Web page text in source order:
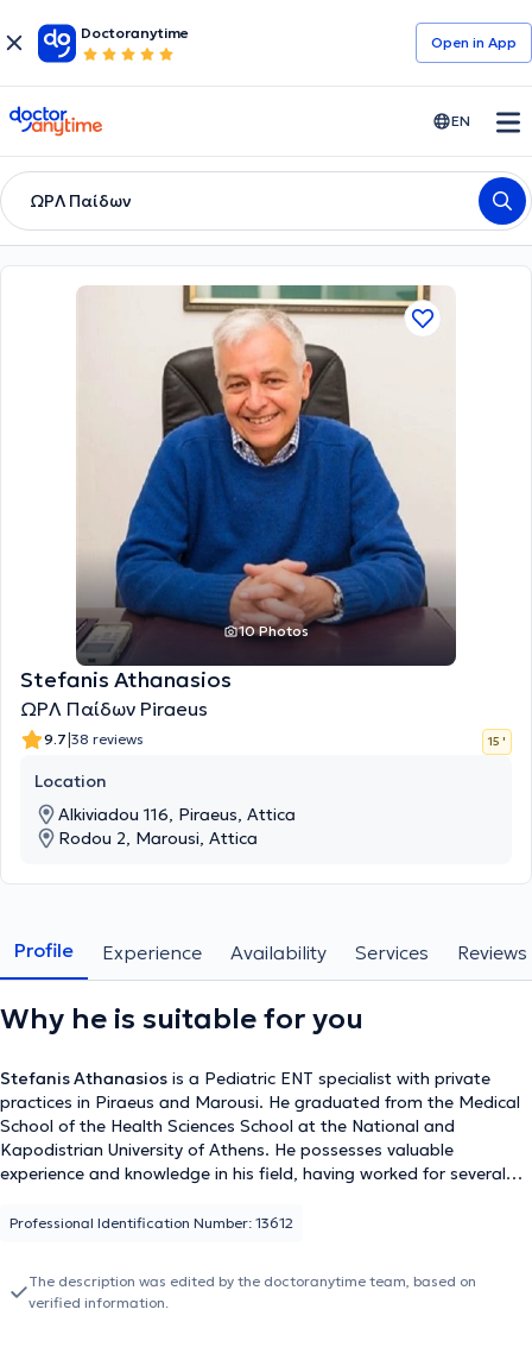
Doctoranytime
Open in Αpp
doctoranytime EN
ΩΡΛ Παίδων
10 Photos
Stefanis Athanasios
ΩΡΛ Παίδων Piraeus
9.7|38 reviews 15 '
Location
Alkiviadou 116, Piraeus, Attica
Rodou 2, Marousi, Attica
Profile Experience Availability Services Reviews
Why he is suitable for you
Stefanis Athanasios is a Pediatric ENT specialist with private
practices in Piraeus and Marousi. He graduated from the Medical
School of the Health Sciences School at the National and
Kapodistrian University of Athens. He possesses valuable
experience and knowledge in his field, having worked for several
"Hippocratio" and at the Athens Children's General Hospital "P. &
Piraeus Medical Association as well as a specialized member of
the Athens Medical Association.
Professional Identification Number: 13612
The description was edited by the doctoranytime team, based on
verified information.